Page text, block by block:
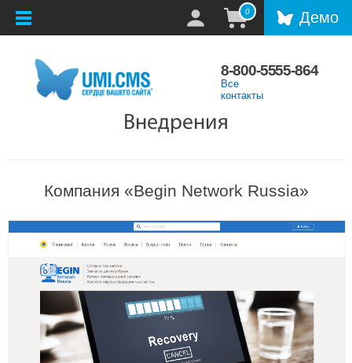
0 Демо
8-800-5555-864
Все
контакты
Внедрения
Компания «Begin Network Russia»